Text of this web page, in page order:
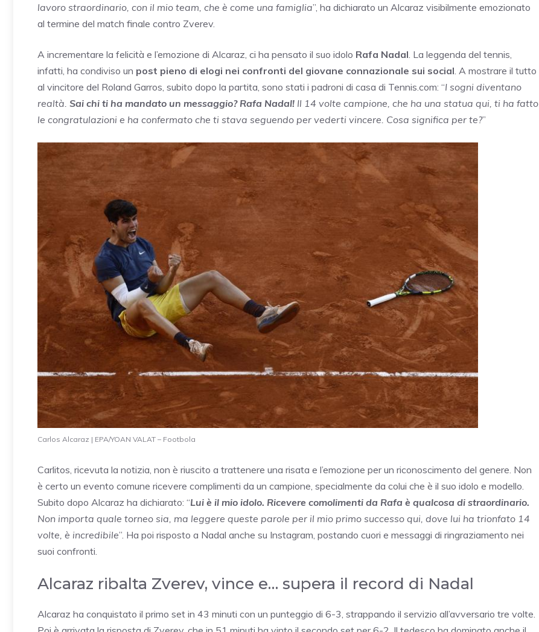
lavoro straordinario, con il mio team, che è come una famiglia”, ha dichiarato un Alcaraz visibilmente emozionato
al termine del match finale contro Zverev.
A incrementare la felicità e l’emozione di Alcaraz, ci ha pensato il suo idolo Rafa Nadal . La leggenda del tennis,
infatti, ha condiviso un post pieno di elogi nei confronti del giovane connazionale sui social . A mostrare il tutto
al vincitore del Roland Garros, subito dopo la partita, sono stati i padroni di casa di Tennis.com: “I sogni diventano
realtà. Sai chi ti ha mandato un messaggio? Rafa Nadal! Il 14 volte campione, che ha una statua qui, ti ha fatto
le congratulazioni e ha confermato che ti stava seguendo per vederti vincere. Cosa significa per te?”
Carlos Alcaraz | EPA/YOAN VALAT – Footbola
Carlitos, ricevuta la notizia, non è riuscito a trattenere una risata e l’emozione per un riconoscimento del genere. Non
è certo un evento comune ricevere complimenti da un campione, specialmente da colui che è il suo idolo e modello.
Subito dopo Alcaraz ha dichiarato: “Lui è il mio idolo. Ricevere comolimenti da Rafa è qualcosa di straordinario.
Non importa quale torneo sia, ma leggere queste parole per il mio primo successo qui, dove lui ha trionfato 14
volte, è incredibile”. Ha poi risposto a Nadal anche su Instagram, postando cuori e messaggi di ringraziamento nei
suoi confronti.
Alcaraz ribalta Zverev, vince e… supera il record di Nadal
Alcaraz ha conquistato il primo set in 43 minuti con un punteggio di 6-3, strappando il servizio all’avversario tre volte.